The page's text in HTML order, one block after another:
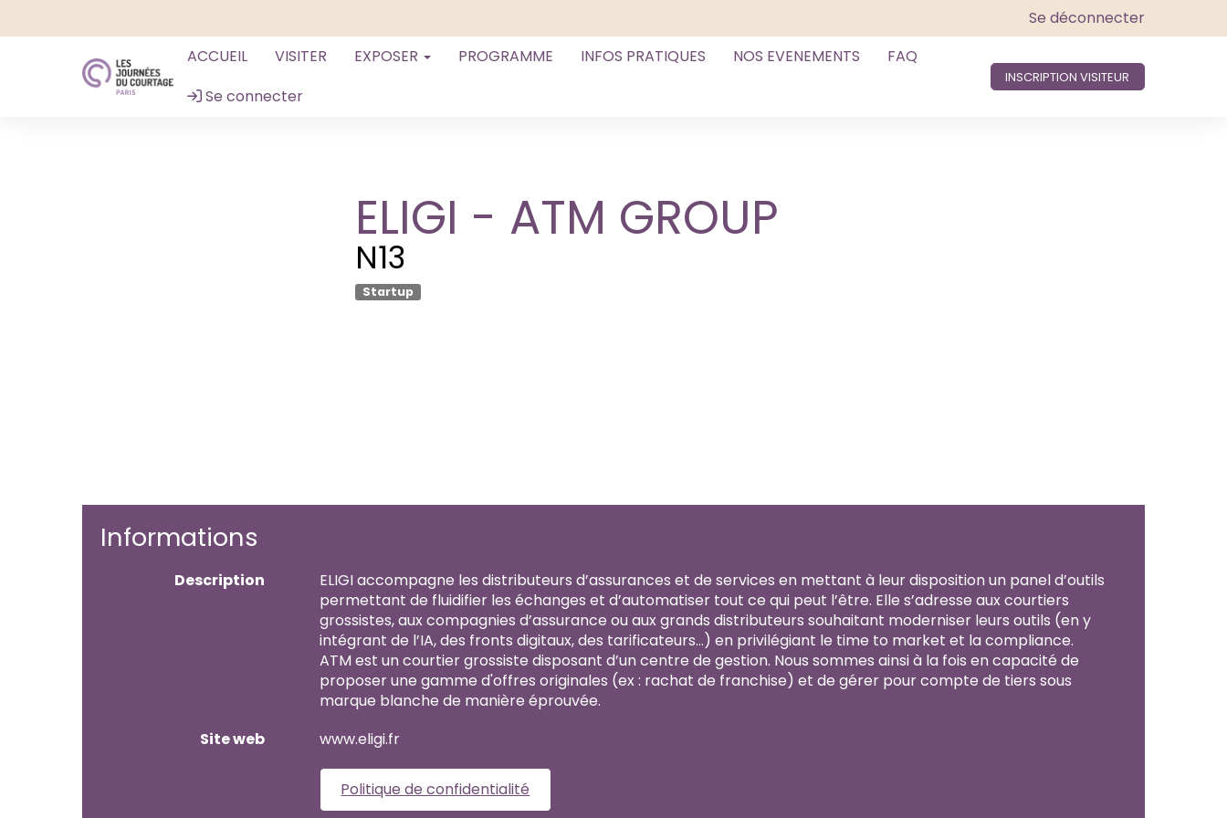
Se déconnecter
ACCUEIL
VISITER EXPOSER PROGRAMME INFOS PRATIQUES NOS EVENEMENTS
FAQ
Se connecter
INSCRIPTION VISITEUR
ELIGI - ATM GROUP
N13
Startup
Informations
Description
ELIGI accompagne les distributeurs d’assurances et de services en mettant à leur disposition un panel d’outils
permettant de fluidifier les échanges et d’automatiser tout ce qui peut l’être. Elle s’adresse aux courtiers
grossistes, aux compagnies d’assurance ou aux grands distributeurs souhaitant moderniser leurs outils (en y
intégrant de l’IA, des fronts digitaux, des tarificateurs…) en privilégiant le time to market et la compliance.
ATM est un courtier grossiste disposant d’un centre de gestion. Nous sommes ainsi à la fois en capacité de
proposer une gamme d'offres originales (ex : rachat de franchise) et de gérer pour compte de tiers sous
marque blanche de manière éprouvée.
Site web
www.eligi.fr
Politique de confidentialité